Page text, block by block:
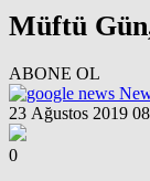
Müftü
ABONE OL
23 Ağustos 2019
0